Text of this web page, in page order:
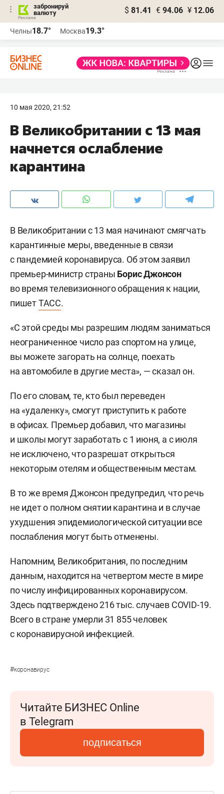
забронируй
валюту
$ 81.41 € 94.06 ¥ 12.06
Челны18.7° Москва19.3°
10 мая 2020, 21:52
В Великобритании с 13 мая
начнется ослабление
карантина
В Великобритании с 13 мая начинают смягчать
карантинные меры, введенные в связи
с пандемией коронавируса. Об этом заявил
премьер-министр страны Борис Джонсон
во время телевизионного обращения к нации,
пишетТАСС.
«С этой среды мы разрешим людям заниматься
неограниченное число раз спортом на улице,
вы можете загорать на солнце, поехать
на автомобиле в другие места», — сказал он.
По его словам, те, кто был переведен
на «удаленку», смогут приступить к работе
в офисах. Премьер добавил, что магазины
и школы могут заработать с 1 июня, а с июля
не исключено, что разрешат открыться
некоторым отелям и общественным местам.
В то же время Джонсон предупредил, что речь
не идет о полном снятии карантина и в случае
ухудшения эпидемиологической ситуации все
послабления могут быть отменены.
Напомним, Великобритания, по последним
данным, находится на четвертом месте в мире
по числу инфицированных коронавирусом.
Здесь подтверждено 216 тыс. случаев COVID-19.
Всего в стране умерли 31 855 человек
с коронавирусной инфекцией.
#коронавирус
Читайте БИЗНЕС Online
в Telegram
подписаться